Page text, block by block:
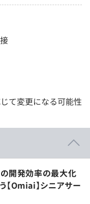
て変更になる可能性
開発効率の最大化
【Omiai】シニアサー